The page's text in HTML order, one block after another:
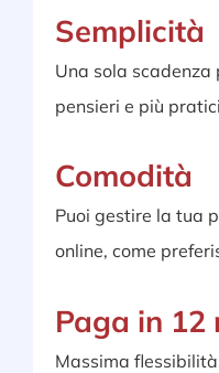
Semplicità
Una sola scadenza
pensieri e più
Comodità
Puoi gestire la tua
online, come
Paga in 12
Massima